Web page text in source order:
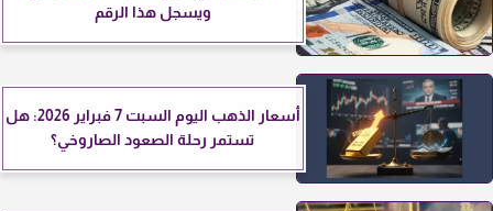
ويسجل هذا الرقم
أسعار الذهب اليوم السبت 7 فبراير 2026: هل
تستمر رحلة الصعود الصاروخي؟